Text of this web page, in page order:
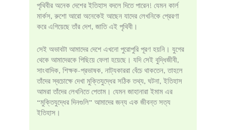
পৃথিবীর অনেক দেশের ইতিহাস বদলে দিতে পারেন! যেমন কার্ল
মার্কস, রুশো আরো অনেকেই আছেন যাদের লেখনিকে প্রেরণা
করে এগিয়েছে তাঁর দেশ, জাতি এই পৃথিবী।
সেই অভাবটা আমাদের দেশে এখনো পুরোপুরি পূরণ হয়নি। যুগের
থেকে আমাদেরকে পিছিয়ে ফেলা হয়েছে। যদি সেই বুদ্ধিজীবী,
সাংবাদিক, শিক্ষক-প্রভাষক, নাট্যকাররা বেঁচে থাকতেন, তাহলে
তাঁদের স্বচোক্ষে দেখা মুক্তিযুদ্ধের সঠিক তথ্য, ঘটনা, ইতিহাস
আমরা তাঁদের লেখনিতে পেতাম। যেমন জাহানারা ইমাম এর
“মুক্তিযুদ্ধের দিনগুলি” আমাদের জন্য এক জীবন্ত সত্য
ইতিহাস।